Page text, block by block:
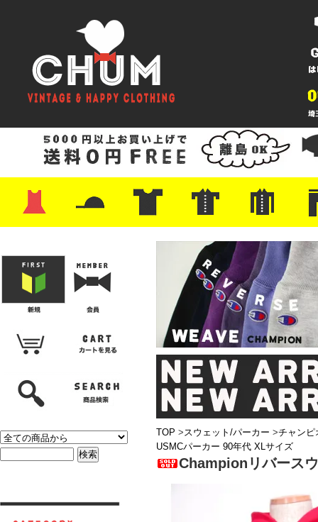
・レザーシューズ/スニーカー
・プリントTシャツ
・バンド/ツアー
・キャラクター
・Nike/adidas/スポーツ
・チャンピオン
・サーフ/スケート
・ボーダー/総柄/無地
・フットボール/リンガー
・タンクトップ/NBA・ポロシャツ
・半袖シャツ
・アロハ/サーフ/ボーリング
・ラルフ/ブランド
・無地/チェック/ストラ
・ワーク/ミリタリー/ウ
・ネル/ウール ・ショ
・アウ
・ジー
・
・ミリ
・コー
・コッ
・オー
・ジャ
ン
TOP >スウェット/パーカー >チャンピ
USMCパーカー 90年代 XLサイズ
Championリバース